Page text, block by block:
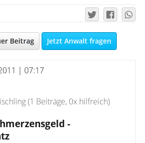
Beitrag Jetzt Anwalt fragen
| 07:17
(1 Beiträge, 0x hilfreich)
-